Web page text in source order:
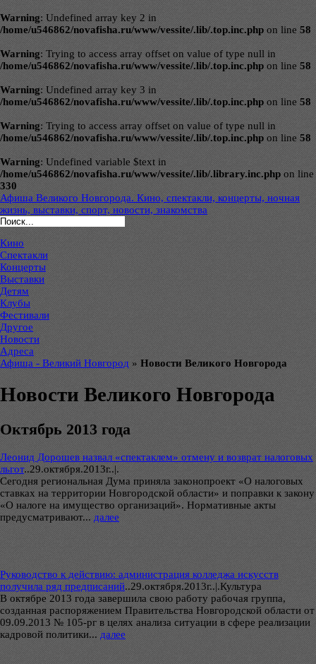
Warning: Undefined array key 2 in
/home/u546862/novafisha.ru/www/vessite/.lib/.top.inc.php on line 58
Warning: Trying to access array offset on value of type null in
/home/u546862/novafisha.ru/www/vessite/.lib/.top.inc.php on line 58
Warning: Undefined array key 3 in
/home/u546862/novafisha.ru/www/vessite/.lib/.top.inc.php on line 58
Warning: Trying to access array offset on value of type null in
/home/u546862/novafisha.ru/www/vessite/.lib/.top.inc.php on line 58
Warning: Undefined variable $text in
/home/u546862/novafisha.ru/www/vessite/.lib/.library.inc.php on line
330
Афиша Великого Новгорода. Кино, спектакли, концерты, ночная
жизнь, выставки, спорт, новости, знакомства
Кино
Спектакли
Концерты
Выставки
Детям
Клубы
Фестивали
Другое
Новости
Адреса
Афиша - Великий Новгород » Новости Великого Новгорода
Новости Великого Новгорода
Октябрь 2013 года
Леонид Дорошев назвал «спектаклем» отмену и возврат налоговых
льгот..29.октября.2013г..|.
Сегодня региональная Дума приняла законопроект «О налоговых
ставках на территории Новгородской области» и поправки к закону
«О налоге на имущество организаций». Нормативные акты
предусматривают... далее
Руководство к действию: администрация колледжа искусств
получила ряд предписаний..29.октября.2013г..|.Культура
В октябре 2013 года завершила свою работу рабочая группа,
созданная распоряжением Правительства Новгородской области от
09.09.2013 № 105-рг в целях анализа ситуации в сфере реализации
кадровой политики... далее